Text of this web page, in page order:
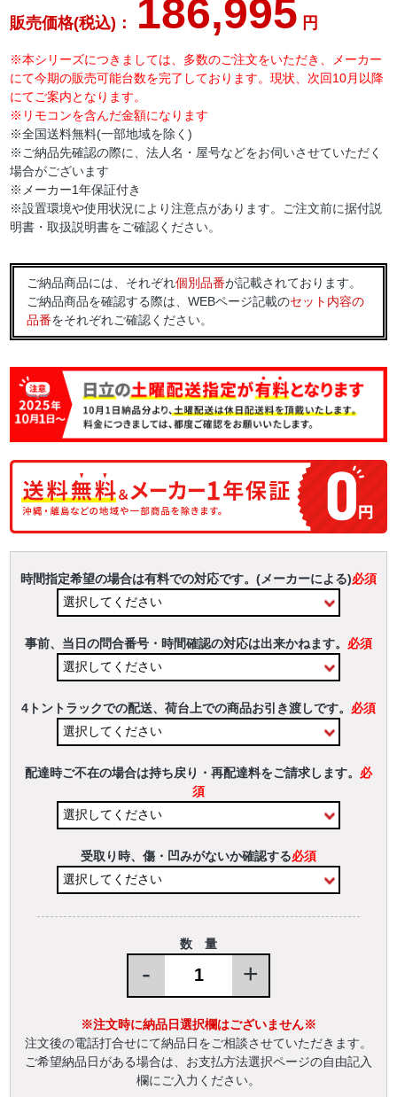
販売価格(税込)： 186,995 円
※本シリーズにつきましては、多数のご注文をいただき、メーカー
にて今期の販売可能台数を完了しております。現状、次回10月以降
にてご案内となります。
※リモコンを含んだ金額になります
※全国送料無料(一部地域を除く)
※ご納品先確認の際に、法人名・屋号などをお伺いさせていただく
場合がございます
※メーカー1年保証付き
※設置環境や使用状況により注意点があります。ご注文前に据付説
明書・取扱説明書をご確認ください。
ご納品商品には、それぞれ個別品番が記載されております。
ご納品商品を確認する際は、WEBページ記載のセット内容の
品番をそれぞれご確認ください。
時間指定希望の場合は有料での対応です。(メーカーによる)必須
事前、当日の問合番号・時間確認の対応は出来かねます。 必須
4トントラックでの配送、荷台上での商品お引き渡しです。 必須
配達時ご不在の場合は持ち戻り・再配達料をご請求します。 必
須
受取り時、傷・凹みがないか確認する必須
数 量
- +
※注文時に納品日選択欄はございません※
注文後の電話打合せにて納品日をご相談させていただきます。
ご希望納品日がある場合は、お支払方法選択ページの自由記入
欄にご入力ください。